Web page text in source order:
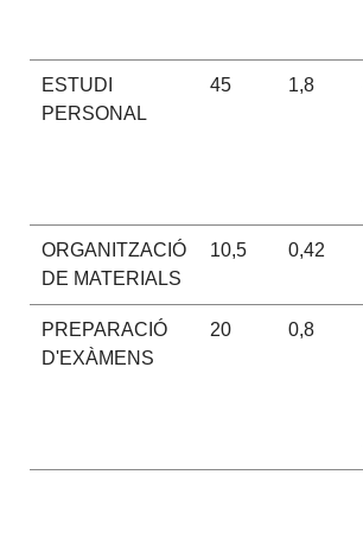
ESTUDI
PERSONAL
45 1,8
ORGANITZACIÓ
DE MATERIALS
10,5 0,42
PREPARACIÓ
D'EXÀMENS
20 0,8